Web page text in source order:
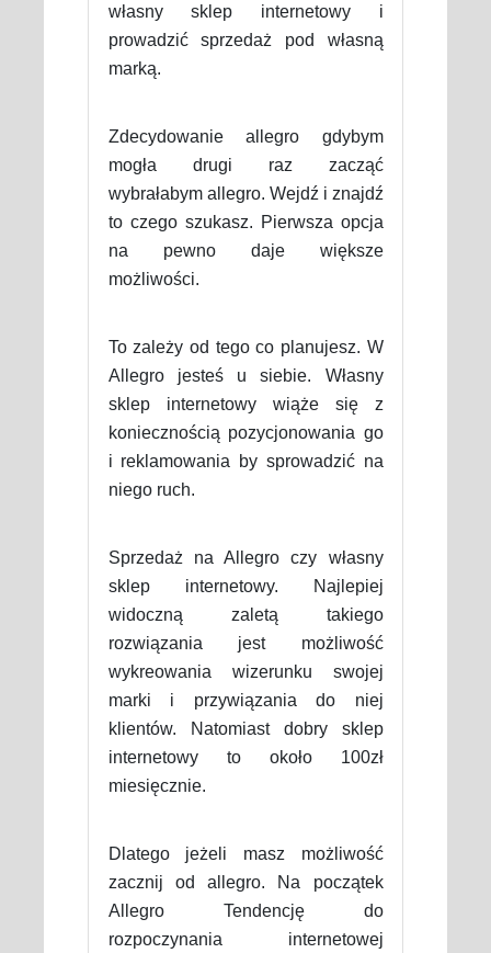
własny sklep internetowy i
prowadzić sprzedaż pod własną
marką.
Zdecydowanie allegro gdybym
mogła drugi raz zacząć
wybrałabym allegro. Wejdź i znajdź
to czego szukasz. Pierwsza opcja
na pewno daje większe
możliwości.
To zależy od tego co planujesz. W
Allegro jesteś u siebie. Własny
sklep internetowy wiąże się z
koniecznością pozycjonowania go
i reklamowania by sprowadzić na
niego ruch.
Sprzedaż na Allegro czy własny
sklep internetowy. Najlepiej
widoczną zaletą takiego
rozwiązania jest możliwość
wykreowania wizerunku swojej
marki i przywiązania do niej
klientów. Natomiast dobry sklep
internetowy to około 100zł
miesięcznie.
Dlatego jeżeli masz możliwość
zacznij od allegro. Na początek
Allegro Tendencję do
rozpoczynania internetowej